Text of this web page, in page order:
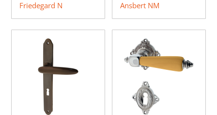
Friedegard N
Ansbert NM